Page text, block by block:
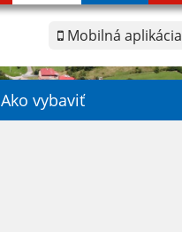
Mobilná aplikácia
Ako vybaviť